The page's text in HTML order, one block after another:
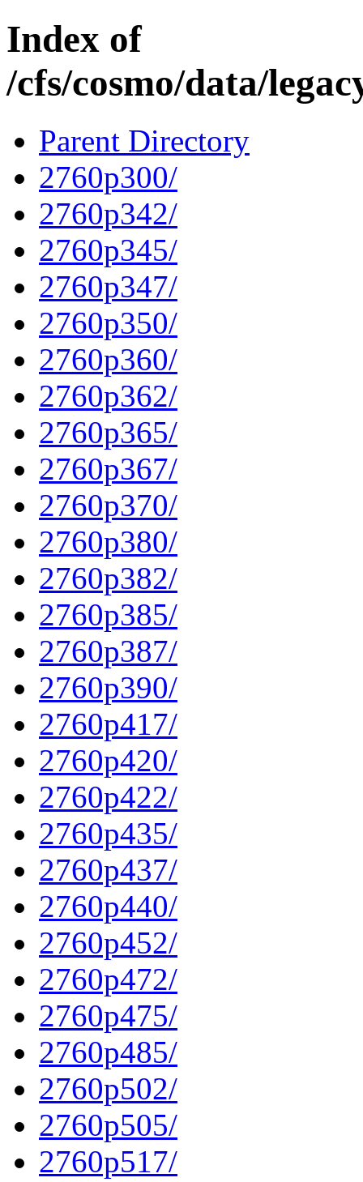
Index of
/cfs/cosmo/data/
Parent Directory
2760p300/
2760p342/
2760p345/
2760p347/
2760p350/
2760p360/
2760p362/
2760p365/
2760p367/
2760p370/
2760p380/
2760p382/
2760p385/
2760p387/
2760p390/
2760p417/
2760p420/
2760p422/
2760p435/
2760p437/
2760p440/
2760p452/
2760p472/
2760p475/
2760p485/
2760p502/
2760p505/
2760p517/